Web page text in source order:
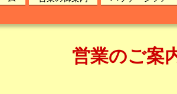
営業のご案